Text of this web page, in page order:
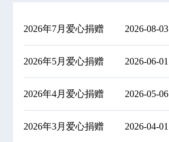
2026年7月爱心捐赠 2026-08-03
2026年5月爱心捐赠 2026-06-01
2026年4月爱心捐赠 2026-05-06
2026年3月爱心捐赠 2026-04-01